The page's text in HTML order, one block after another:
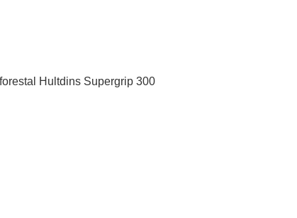
Hultdins Supergrip 300